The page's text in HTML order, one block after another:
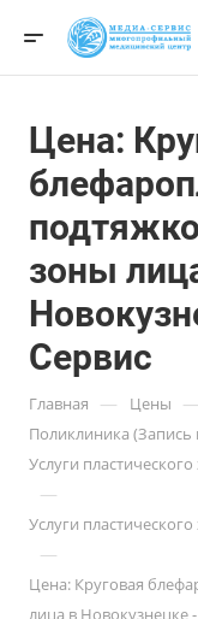
Цена:
зоны
Сервис
Главная — Цены —
Поликлиника
Услуги
—
Услуги
—
Цена: Круговая
лица в Новокузнецке